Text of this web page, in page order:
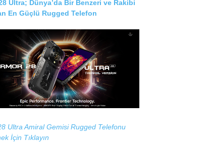
Ultra; Dünya’da Bir Benzeri ve Rakibi
En Güçlü Rugged Telefon
Ultra Amiral Gemisi Rugged Telefonu
İçin Tıklayın